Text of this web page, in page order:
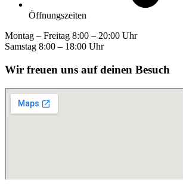
Öffnungszeiten
Montag – Freitag 8:00 – 20:00 Uhr
Samstag 8:00 – 18:00 Uhr
Wir freuen uns auf deinen Besuch